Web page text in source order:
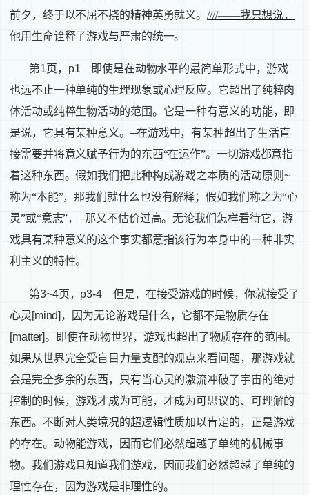
前夕，终于以不屈不挠的精神英勇就义。////——我只想说，
他用生命诠释了游戏与严肃的统一。
第1页， p1 即使是在动物水平的最简单形式中，游戏
也远不止一种单纯的生理现象或心理反应。它超出了纯粹肉
体活动或纯粹生物活动的范围。它是一种有意义的功能，即
是说，它具有某种意义。 –在游戏中，有某种超出了生活直
接需要并将意义赋予行为的东西“在运作”。一切游戏都意指
着这种东西。假如我们把此种构成游戏之本质的活动原则 ~
称为“本能”，那我们就什么也没有解释；假如我们称之为“心
灵”或“意志”，–那又不估价过高。无论我们怎样看待它，游
戏具有某种意义的这个事实都意指该行为本身中的一种非实
利主义的特性。
第3~4页， p3-4 但是，在接受游戏的时候，你就接受了
心灵 [mind] ，因为无论游戏是什么，它都不是物质存在
[matter]。即使在动物世界，游戏也超出了物质存在的范围。
如果从世界完全受盲目力量支配的观点来看问题，那游戏就
会是完全多余的东西，只有当心灵的激流冲破了宇宙的绝对
控制的时候，游戏才成为可能，才成为可思议的、可理解的
东西。不断对人类境况的超逻辑性质加以肯定的，正是游戏
的存在。动物能游戏，因而它们必然超越了单纯的机械事
物。我们游戏且知道我们游戏，因而我们必然超越了单纯的
理性存在，因为游戏是非理性的。